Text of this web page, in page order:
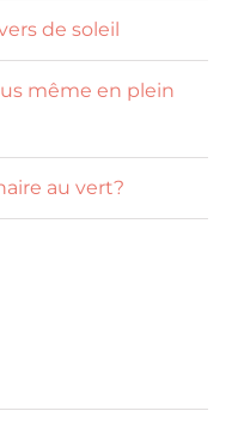
de soleil
même en plein
au vert?